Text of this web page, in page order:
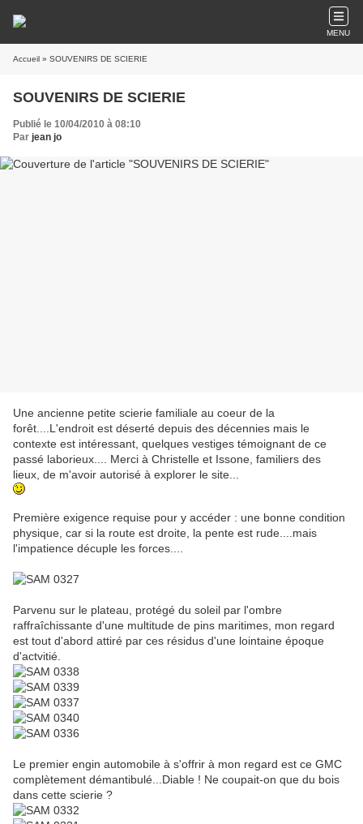
MENU
Accueil » SOUVENIRS DE SCIERIE
SOUVENIRS DE SCIERIE
Publié le 10/04/2010 à 08:10
Par jean jo
Une ancienne petite scierie familiale au coeur de la
forêt....L'endroit est déserté depuis des décennies mais le
contexte est intéressant, quelques vestiges témoignant de ce
passé laborieux.... Merci à Christelle et Issone, familiers des
lieux, de m'avoir autorisé à explorer le site...
Première exigence requise pour y accéder : une bonne condition
physique, car si la route est droite, la pente est rude....mais
l'impatience décuple les forces....
Parvenu sur le plateau, protégé du soleil par l'ombre
raffraîchissante d'une multitude de pins maritimes, mon regard
est tout d'abord attiré par ces résidus d'une lointaine époque
d'actvitié.
Le premier engin automobile à s'offrir à mon regard est ce GMC
complètement démantibulé...Diable ! Ne coupait-on que du bois
dans cette scierie ?